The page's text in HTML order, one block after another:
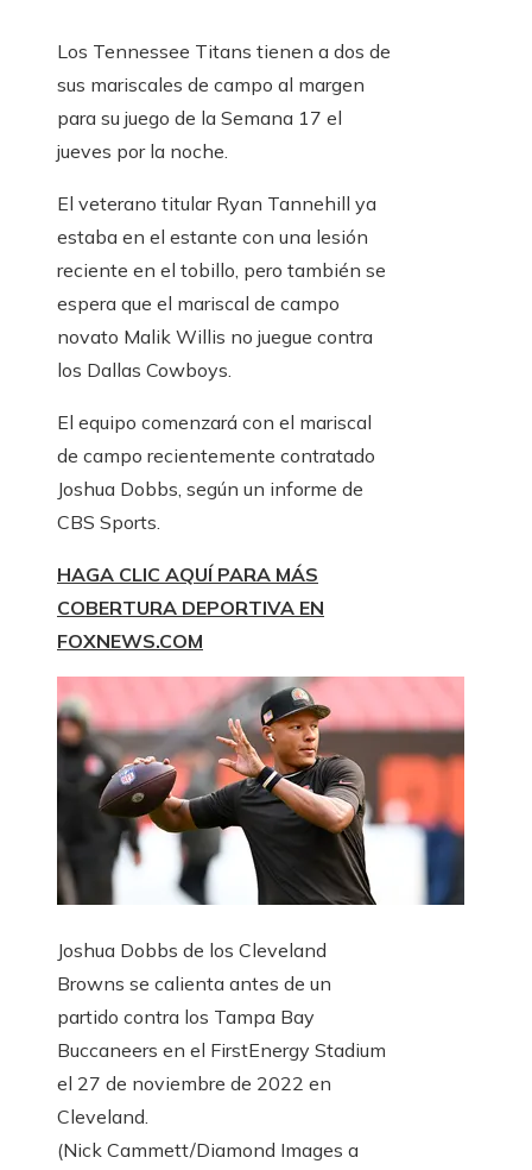
Los Tennessee Titans tienen a dos de
sus mariscales de campo al margen
para su juego de la Semana 17 el
jueves por la noche.
El veterano titular Ryan Tannehill ya
estaba en el estante con una lesión
reciente en el tobillo, pero también se
espera que el mariscal de campo
novato Malik Willis no juegue contra
los Dallas Cowboys.
El equipo comenzará con el mariscal
de campo recientemente contratado
Joshua Dobbs, según un informe de
CBS Sports.
HAGA CLIC AQUÍ PARA MÁS
COBERTURA DEPORTIVA EN
FOXNEWS.COM
Joshua Dobbs de los Cleveland
Browns se calienta antes de un
partido contra los Tampa Bay
Buccaneers en el FirstEnergy Stadium
el 27 de noviembre de 2022 en
Cleveland.
(Nick Cammett/Diamond Images a